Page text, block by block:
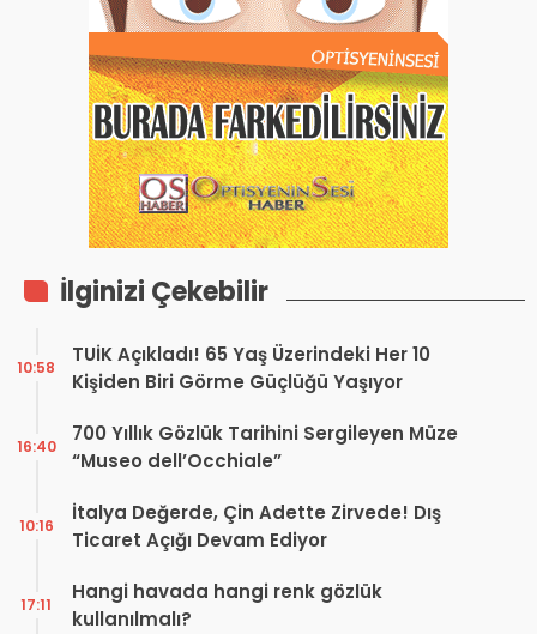
İlginizi Çekebilir
TUİK Açıkladı! 65 Yaş Üzerindeki Her 10
Kişiden Biri Görme Güçlüğü Yaşıyor
10:58
700 Yıllık Gözlük Tarihini Sergileyen Müze
“Museo dell’Occhiale”
16:40
İtalya Değerde, Çin Adette Zirvede! Dış
Ticaret Açığı Devam Ediyor
10:16
Hangi havada hangi renk gözlük
kullanılmalı?
17:11